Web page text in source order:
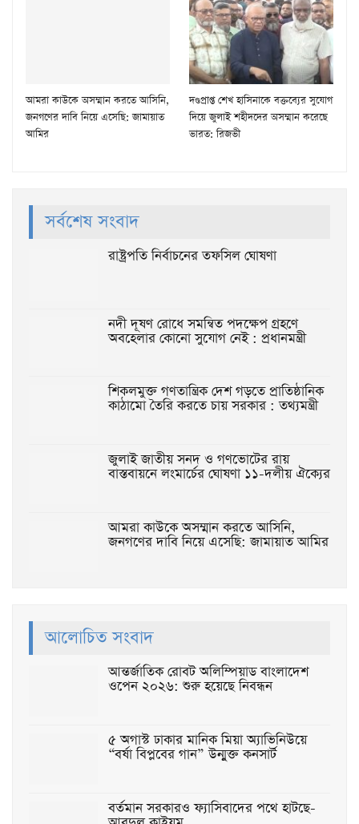
আমরা কাউকে অসম্মান করতে আসিনি,
জনগণের দাবি নিয়ে এসেছি: জামায়াত
আমির
দণ্ডপ্রাপ্ত শেখ হাসিনাকে বক্তব্যের সুযোগ
দিয়ে জুলাই শহীদদের অসম্মান করেছে
ভারত: রিজভী
সর্বশেষ সংবাদ
রাষ্ট্রপতি নির্বাচনের তফসিল ঘোষণা
নদী দূষণ রোধে সমন্বিত পদক্ষেপ গ্রহণে
অবহেলার কোনো সুযোগ নেই : প্রধানমন্ত্রী
শিকলমুক্ত গণতান্ত্রিক দেশ গড়তে প্রাতিষ্ঠানিক
কাঠামো তৈরি করতে চায় সরকার : তথ্যমন্ত্রী
জুলাই জাতীয় সনদ ও গণভোটের রায়
বাস্তবায়নে লংমার্চের ঘোষণা ১১-দলীয় ঐক্যের
আমরা কাউকে অসম্মান করতে আসিনি,
জনগণের দাবি নিয়ে এসেছি: জামায়াত আমির
আলোচিত সংবাদ
আন্তর্জাতিক রোবট অলিম্পিয়াড বাংলাদেশ
ওপেন ২০২৬: শুরু হয়েছে নিবন্ধন
৫ অগাস্ট ঢাকার মানিক মিয়া অ্যাভিনিউয়ে
“বর্ষা বিপ্লবের গান” উন্মুক্ত কনসার্ট
বর্তমান সরকারও ফ্যাসিবাদের পথে হাটছে-